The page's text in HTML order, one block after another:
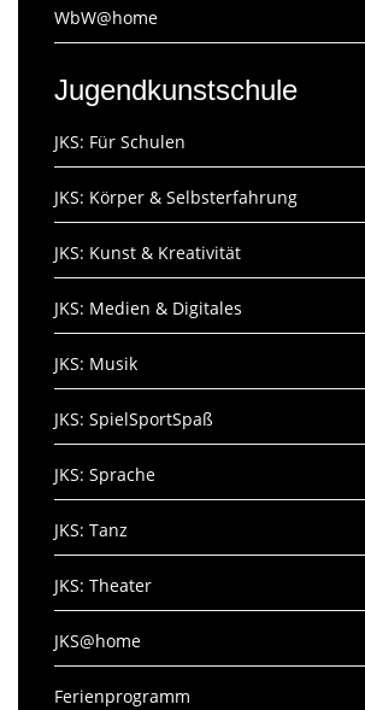
WbW@home
Jugendkunstschule
JKS: Für Schulen
JKS: Körper & Selbsterfahrung
JKS: Kunst & Kreativität
JKS: Medien & Digitales
JKS: Musik
JKS: SpielSportSpaß
JKS: Sprache
JKS: Tanz
JKS: Theater
JKS@home
Ferienprogramm